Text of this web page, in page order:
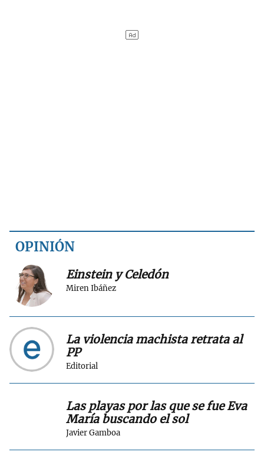
OPINIÓN
Miren Ibáñez
Einstein y Celedón
Editorial
La violencia machista retrata al
PP
Javier Gamboa
Las playas por las que se fue Eva
María buscando el sol